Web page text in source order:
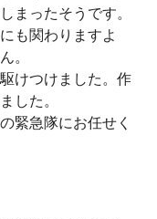
まったそうです。
も関わりますよ
。
けつけました。作
した。
緊急隊にお任せく